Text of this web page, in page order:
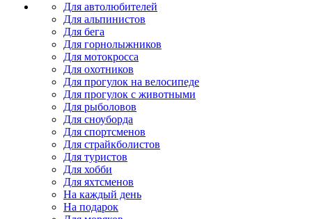
Для автолюбителей
Для альпинистов
Для бега
Для горнолыжников
Для мотокросса
Для охотников
Для прогулок на велосипеде
Для прогулок с животными
Для рыболовов
Для сноуборда
Для спортсменов
Для страйкболистов
Для туристов
Для хобби
Для яхтсменов
На каждый день
На подарок